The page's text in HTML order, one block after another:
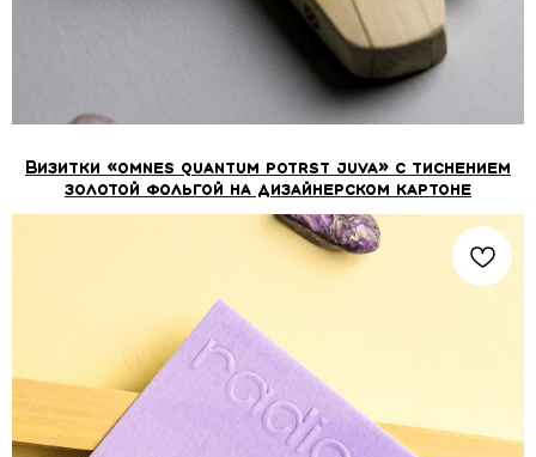
Визитки «omnes quantum potrst juva» с тиснением
золотой фольгой на дизайнерском картоне